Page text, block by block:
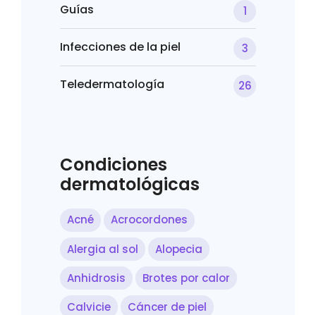
Guías 1
Infecciones de la piel 3
Teledermatología 26
Condiciones
dermatológicas
Acné
Acrocordones
Alergia al sol
Alopecia
Anhidrosis
Brotes por calor
Calvicie
Cáncer de piel